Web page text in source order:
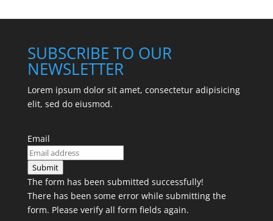
SUBSCRIBE TO OUR
NEWSLETTER
Lorem ipsum dolor sit amet, consectetur adipisicing
elit, sed do eiusmod.
Email
Submit
The form has been submitted successfully!
There has been some error while submitting the
form. Please verify all form fields again.